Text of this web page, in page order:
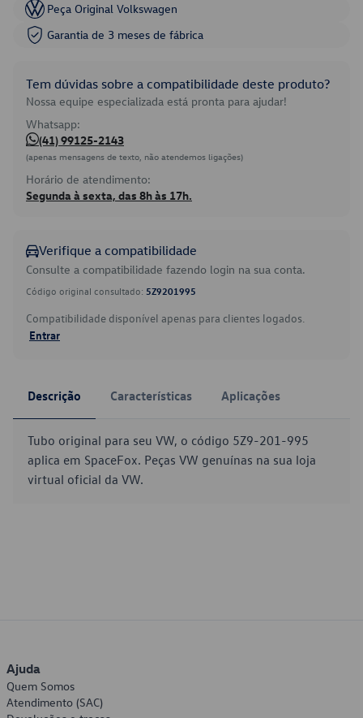
Peça Original Volkswagen
Garantia de 3 meses de fábrica
Tem dúvidas sobre a compatibilidade deste produto?
Nossa equipe especializada está pronta para ajudar!
Whatsapp:
(41) 99125-2143
(apenas mensagens de texto, não atendemos ligações)
Horário de atendimento:
Segunda à sexta, das 8h às 17h.
Verifique a compatibilidade
Consulte a compatibilidade fazendo login na sua conta.
Código original consultado: 5Z9201995
Compatibilidade disponível apenas para clientes logados.
Entrar
Descrição Características Aplicações
Tubo original para seu VW, o código 5Z9-201-995
aplica em SpaceFox. Peças VW genuínas na sua loja
virtual oficial da VW.
Ajuda
Quem Somos
Atendimento (SAC)